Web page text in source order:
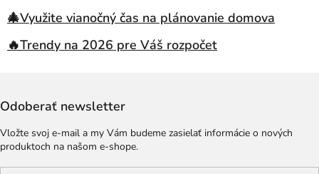
🎄Využite vianočný čas na plánovanie domova
🔥Trendy na 2026 pre Váš rozpočet
Odoberať newsletter
Vložte svoj e-mail a my Vám budeme zasielať informácie o nových
produktoch na našom e-shope.